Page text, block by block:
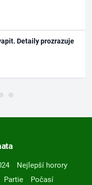
Detaily prozrazuje
Nejlepší horory
Partie
Počasí